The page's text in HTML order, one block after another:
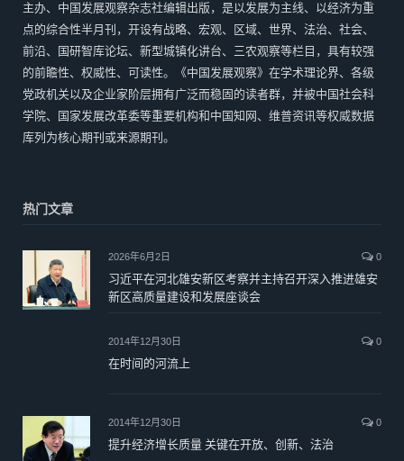
主办、中国发展观察杂志社编辑出版，是以发展为主线、以经济为重
点的综合性半月刊，开设有战略、宏观、区域、世界、法治、社会、
前沿、国研智库论坛、新型城镇化讲台、三农观察等栏目，具有较强
的前瞻性、权威性、可读性。《中国发展观察》在学术理论界、各级
党政机关以及企业家阶层拥有广泛而稳固的读者群，并被中国社会科
学院、国家发展改革委等重要机构和中国知网、维普资讯等权威数据
库列为核心期刊或来源期刊。
热门文章
2026年6月2日 0
习近平在河北雄安新区考察并主持召开深入推进雄安
新区高质量建设和发展座谈会
2014年12月30日 0
在时间的河流上
2014年12月30日 0
提升经济增长质量 关键在开放、创新、法治